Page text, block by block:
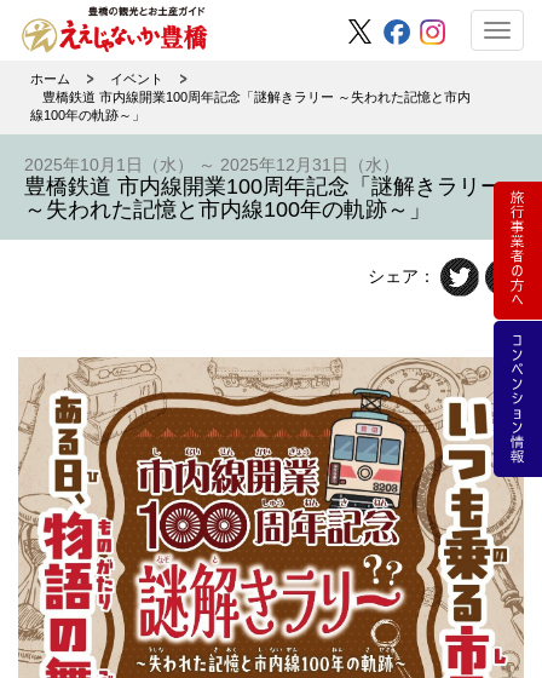
ホーム
イベント
豊橋鉄道 市内線開業100周年記念「謎解きラリー ～失われた記憶と市内
線100年の軌跡～」
2025年10月1日（水） ～ 2025年12月31日（水）
豊橋鉄道 市内線開業100周年記念「謎解きラリー
～失われた記憶と市内線100年の軌跡～」
シェア：